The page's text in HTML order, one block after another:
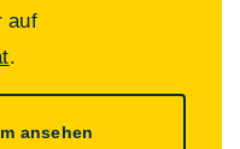
auf
.
ansehen